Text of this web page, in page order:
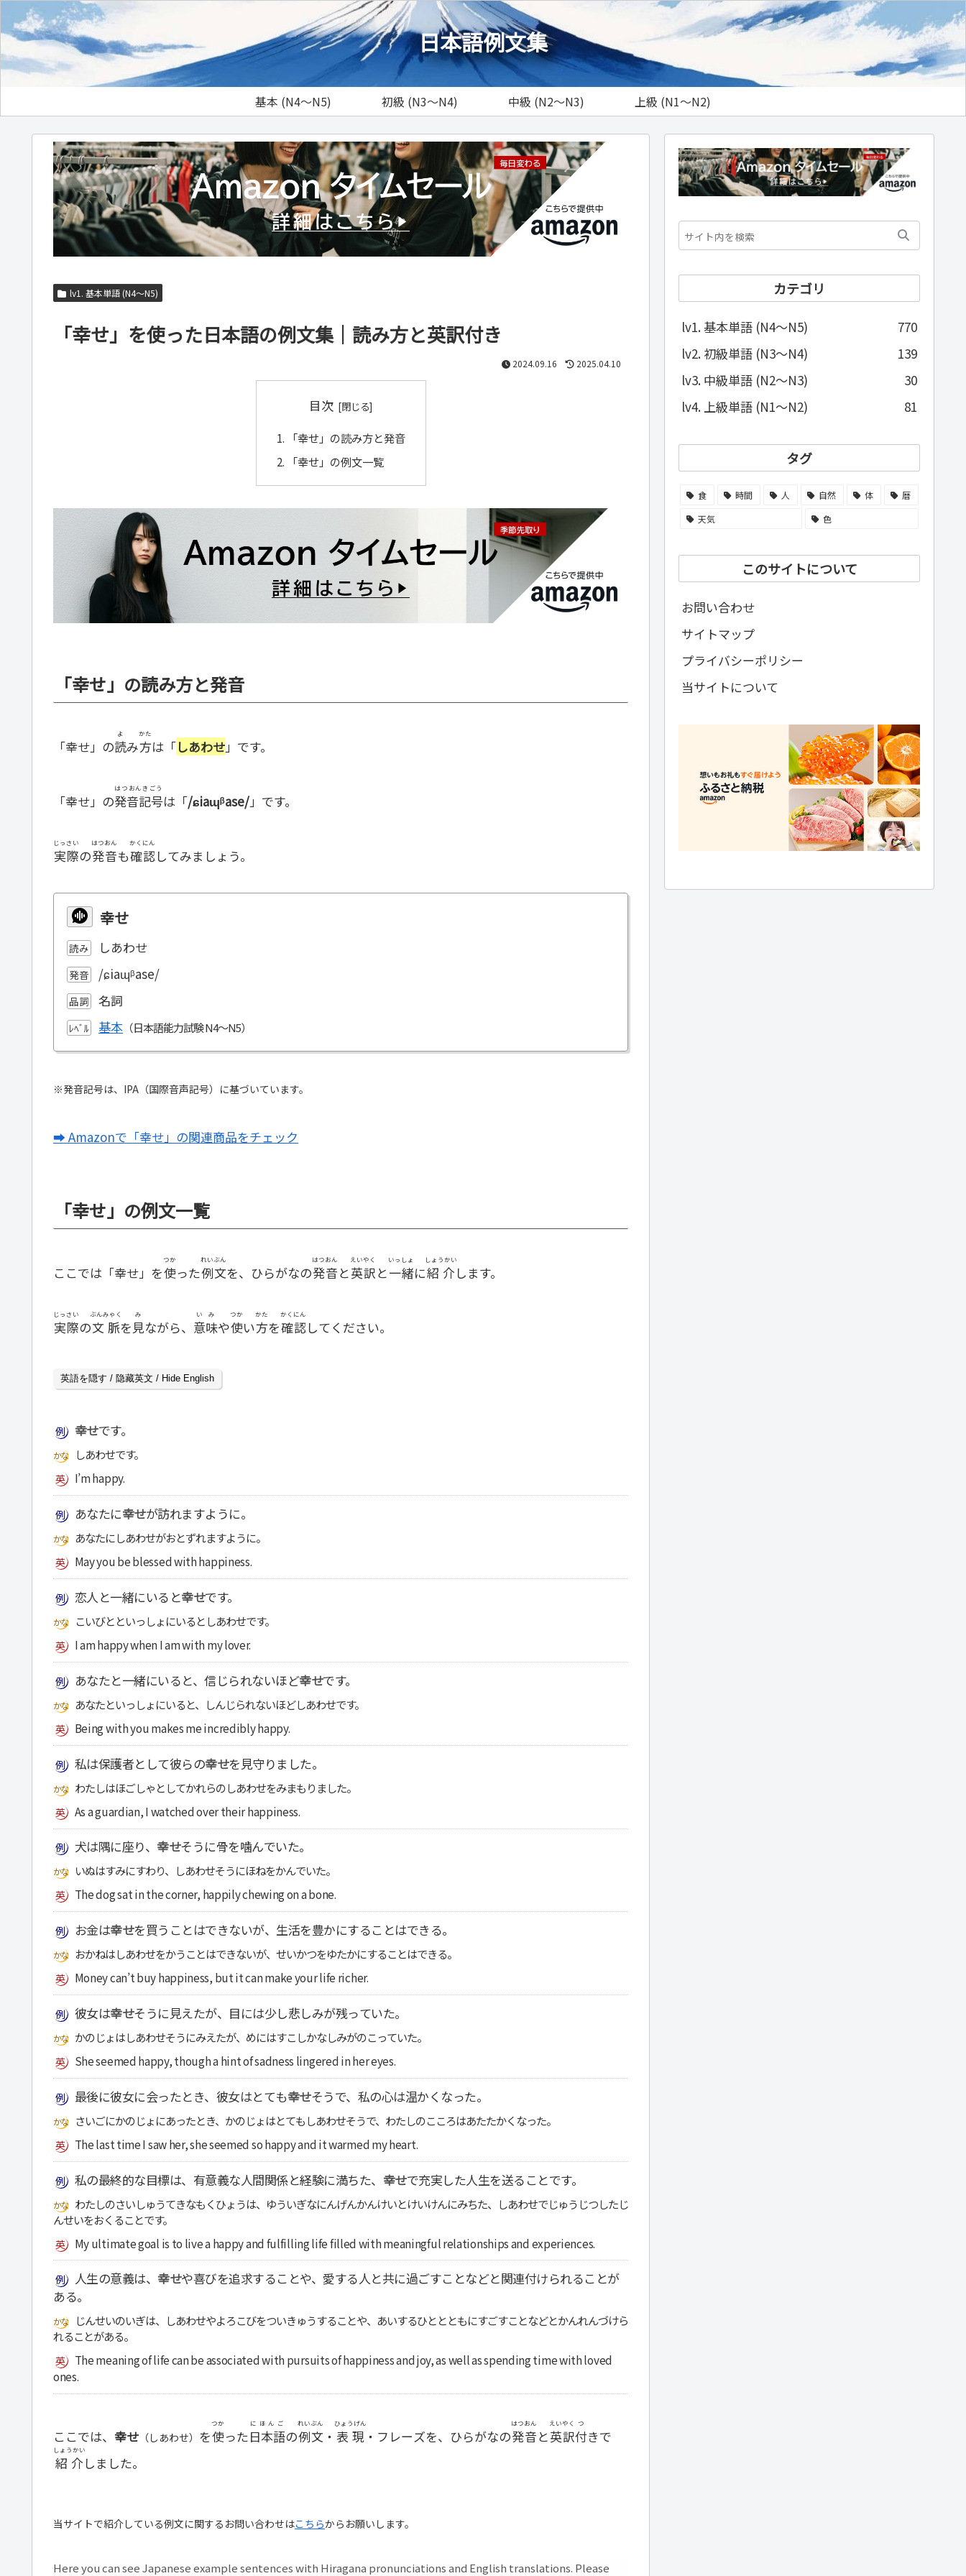
日本語例文集
基本 (N4～N5) 初級 (N3～N4) 中級 (N2～N3) 上級 (N1～N2)
lv1. 基本単語 (N4～N5)
「幸せ」を使った日本語の例文集｜読み方と英訳付き
2024.09.16 2025.04.10
目次
「幸せ」の読み方と発音
「幸せ」の例文一覧
「幸せ」の読み方と発音
「幸せ」の読
よ
み方
かた
は「しあわせ」です。
「幸せ」の発音記号
はつおんきごう
は「/ɕiaɰᵝase/」です。
実際
じっさい
の発音
はつおん
も確認
かくにん
してみましょう。
幸せ
読み しあわせ
発音 /ɕiaɰᵝase/
品詞 名詞
ﾚﾍﾞﾙ 基本
※発音記号は、IPA（国際音声記号）に基づいています。
➡ Amazonで「幸せ」の関連商品をチェック
「幸せ」の例文一覧
ここでは「幸せ」を使
つか
った例文
れいぶん
を、ひらがなの発音
はつおん
と英訳
えいやく
と一緒
いっしょ
に紹介
しょうかい
します。
実際
じっさい
の文脈
ぶんみゃく
を 見
み
ながら、 意味
いみ
や使
つか
い方
かた
を確認
かくにん
してください。
英語を隠す / 隐藏英文 / Hide English
幸せです。
しあわせです。
I’m happy.
あなたに幸せが訪れますように。
あなたにしあわせがおとずれますように。
May you be blessed with happiness.
恋人と一緒にいると幸せです。
こいびとといっしょにいるとしあわせです。
I am happy when I am with my lover.
あなたと一緒にいると、信じられないほど幸せです。
あなたといっしょにいると、しんじられないほどしあわせです。
Being with you makes me incredibly happy.
私は保護者として彼らの幸せを見守りました。
わたしはほごしゃとしてかれらのしあわせをみまもりました。
As a guardian, I watched over their happiness.
犬は隅に座り、 幸せそうに骨を噛んでいた。
いぬはすみにすわり、しあわせそうにほねをかんでいた。
The dog sat in the corner, happily chewing on a bone.
お金は幸せを買うことはできないが、生活を豊かにすることはできる。
おかねはしあわせをかうことはできないが、せいかつをゆたかにすることはできる。
Money can’t buy happiness, but it can make your life richer.
彼女は幸せそうに見えたが、目には少し悲しみが残っていた。
かのじょはしあわせそうにみえたが、めにはすこしかなしみがのこっていた。
She seemed happy, though a hint of sadness lingered in her eyes.
最後に彼女に会ったとき、彼女はとても幸せそうで、私の心は温かくなった。
さいごにかのじょにあったとき、かのじょはとてもしあわせそうで、わたしのこころはあたたかくなった。
The last time I saw her, she seemed so happy and it warmed my heart.
私の最終的な目標は、有意義な人間関係と経験に満ちた、 幸せで充実した人生を送ることです。
わたしのさいしゅうてきなもくひょうは、ゆういぎなにんげんかんけいとけいけんにみちた、しあわせでじゅうじつしたじ
んせいをおくることです。
My ultimate goal is to live a happy and fulfilling life filled with meaningful relationships and experiences.
人生の意義は、 幸せや喜びを追求することや、愛する人と共に過ごすことなどと関連付けられることが
ある。
じんせいのいぎは、しあわせやよろこびをついきゅうすることや、あいするひととともにすごすことなどとかんれんづけら
れることがある。
The meaning of life can be associated with pursuits of happiness and joy, as well as spending time with loved
ones.
ここでは、 幸せ （しあわせ） を使
つか
った日本語
にほんご
の例文
れいぶん
・ 表現
ひょうげん
・フレーズを、ひらがなの発音
はつおん
と英訳
えいやく
付
つ
きで
紹介
しょうかい
しました。
当サイトで紹介している例文に関するお問い合わせはこちらからお願いします。
Here you can see Japanese example sentences with Hiragana pronunciations and English translations. Please
カテゴリ
lv1. 基本単語 (N4～N5)
770
lv2. 初級単語 (N3～N4)
139
lv3. 中級単語 (N2～N3)
30
lv4. 上級単語 (N1～N2)
81
タグ
食 時間 人 自然 体
暦
天気
色
このサイトについて
お問い合わせ
サイトマップ
プライバシーポリシー
当サイトについて